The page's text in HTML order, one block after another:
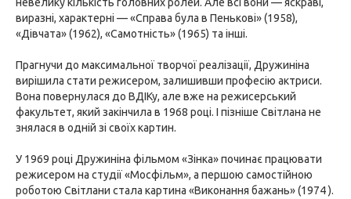
виразні, характерні — «Справа була в Пенькові» (1958),
«Дівчата» (1962), «Самотність» (1965) та інші.
Прагнучи до максимальної творчої реалізації, Дружиніна
вирішила стати режисером, залишивши професію актриси.
Вона повернулася до ВДІКу, але вже на режисерський
факультет, який закінчила в 1968 році. І пізніше Світлана не
знялася в одній зі своїх картин.
У 1969 році Дружиніна фільмом «Зінка» починає працювати
режисером на студії «Мосфільм», а першою самостійною
роботою Світлани стала картина «Виконання бажань» (1974 ).